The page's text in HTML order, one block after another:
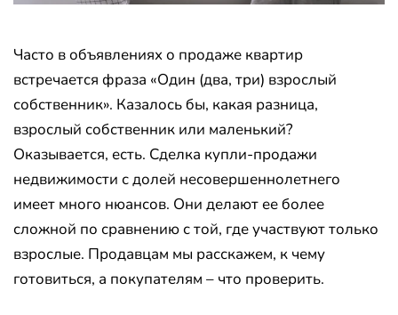
Часто в объявлениях о продаже квартир
встречается фраза «Один (два, три) взрослый
собственник». Казалось бы, какая разница,
взрослый собственник или маленький?
Оказывается, есть. Сделка купли-продажи
недвижимости с долей несовершеннолетнего
имеет много нюансов. Они делают ее более
сложной по сравнению с той, где участвуют только
взрослые. Продавцам мы расскажем, к чему
готовиться, а покупателям – что проверить.